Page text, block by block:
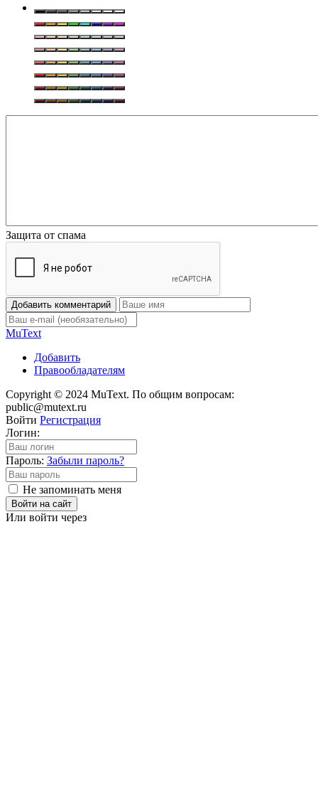
Защита от спама
Добавить комментарий
MuText
Добавить
Правообладателям
Copyright © 2024 MuText. По общим вопросам:
public@mutext.ru
Войти Регистрация
Логин:
Пароль: Забыли пароль?
Не запоминать меня
Войти на сайт
Или войти через